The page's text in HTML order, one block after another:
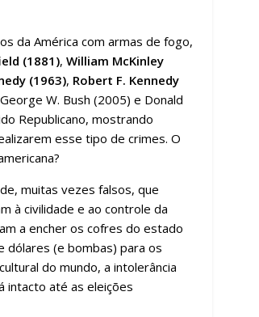
da América com armas de fogo,
(1881), William McKinley
(1963), Robert F. Kennedy
W. Bush (2005) e Donald
Republicano, mostrando
esse tipo de crimes. O
muitas vezes falsos, que
à civilidade e ao controle da
a encher os cofres do estado
dólares (e bombas) para os
do mundo, a intolerância
intacto até as eleições